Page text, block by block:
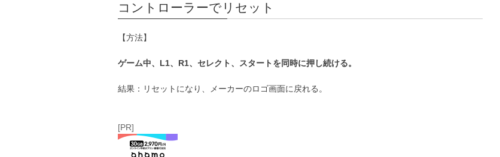
コントローラーでリセット
【方法】
ゲーム中、L1、R1、セレクト、スタートを同時に押し続ける。
結果：リセットになり、メーカーのロゴ画面に戻れる。
[PR]